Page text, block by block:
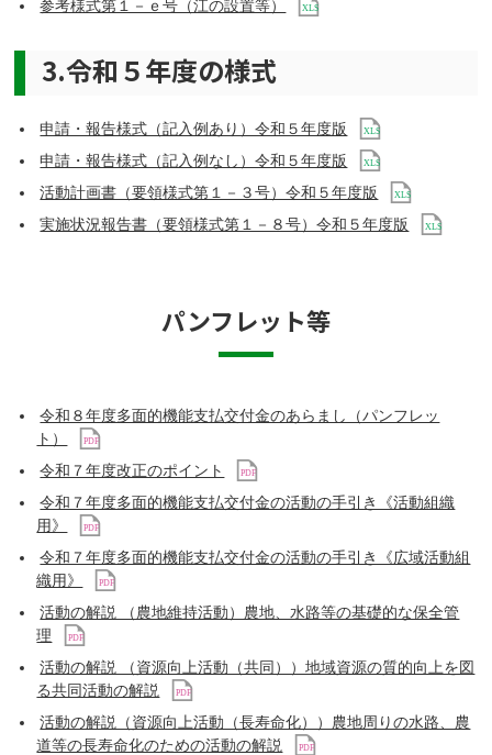
参考様式第１－ｅ号（江の設置等）
3.令和５年度の様式
申請・報告様式（記入例あり）令和５年度版
申請・報告様式（記入例なし）令和５年度版
活動計画書（要領様式第１－３号）令和５年度版
実施状況報告書（要領様式第１－８号）令和５年度版
パンフレット等
令和８年度多面的機能支払交付金のあらまし（パンフレッ
ト）
令和７年度改正のポイント
令和７年度多面的機能支払交付金の活動の手引き《活動組織
用》
令和７年度多面的機能支払交付金の活動の手引き《広域活動組
織用》
活動の解説 （農地維持活動）農地、水路等の基礎的な保全管
理
活動の解説 （資源向上活動（共同））地域資源の質的向上を図
る共同活動の解説
活動の解説（資源向上活動（長寿命化））農地周りの水路、農
道等の長寿命化のための活動の解説